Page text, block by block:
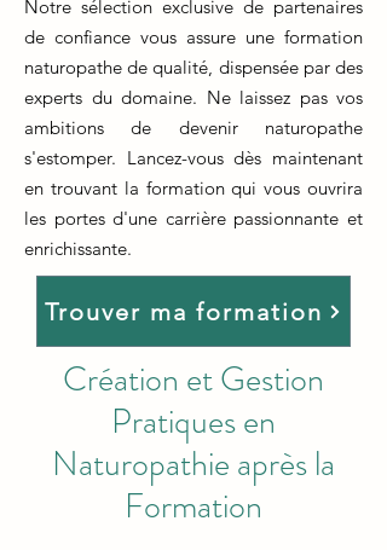
Notre sélection exclusive de partenaires
de confiance vous assure une formation
naturopathe de qualité, dispensée par des
experts du domaine. Ne laissez pas vos
ambitions de devenir naturopathe
s'estomper. Lancez-vous dès maintenant
en trouvant la formation qui vous ouvrira
les portes d'une carrière passionnante et
enrichissante.
Trouver ma formation
Création et Gestion
Pratiques en
Naturopathie après la
Formation